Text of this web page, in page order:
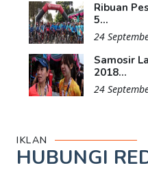
Ribuan
5...
24
Samosir
2018...
24
IKLAN
HUBUNGI